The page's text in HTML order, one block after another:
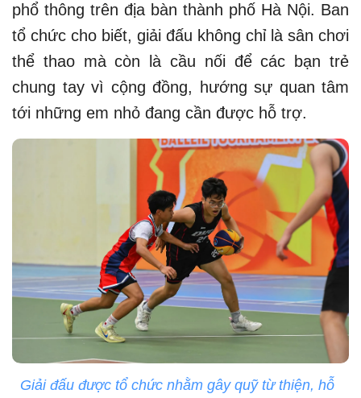
phổ thông trên địa bàn thành phố Hà Nội. Ban
tổ chức cho biết, giải đấu không chỉ là sân chơi
thể thao mà còn là cầu nối để các bạn trẻ
chung tay vì cộng đồng, hướng sự quan tâm
tới những em nhỏ đang cần được hỗ trợ.
Giải đấu được tổ chức nhằm gây quỹ từ thiện, hỗ